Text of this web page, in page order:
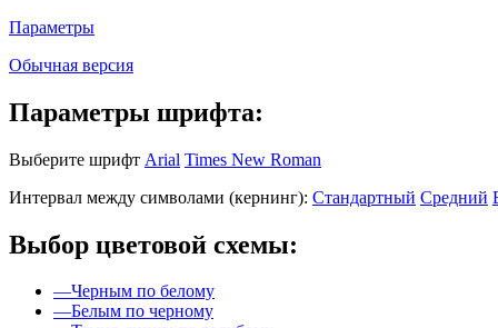
Параметры
Обычная версия
Параметры шрифта:
Выберите шрифт Arial Times New Roman
Интервал между символами (кернинг): Стандартный Средний
Выбор цветовой схемы:
—Черным по белому
—Белым по черному